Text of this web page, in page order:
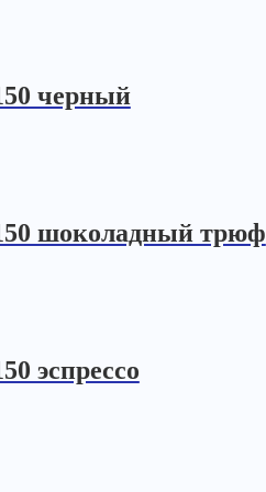
черный
шоколадный трюф
эспрессо